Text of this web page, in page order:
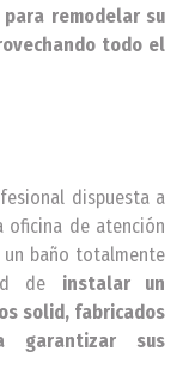
remodelar su
todo el
dispuesta a
oficina de atención
baño totalmente
de instalar un
solid, fabricados
garantizar sus